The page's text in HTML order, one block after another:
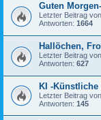
Guten
Letzter Beitrag von
Antworten: 1664
Hallöchen,
Letzter Beitrag von
Antworten: 627
KI -
Letzter Beitrag von
Antworten: 145